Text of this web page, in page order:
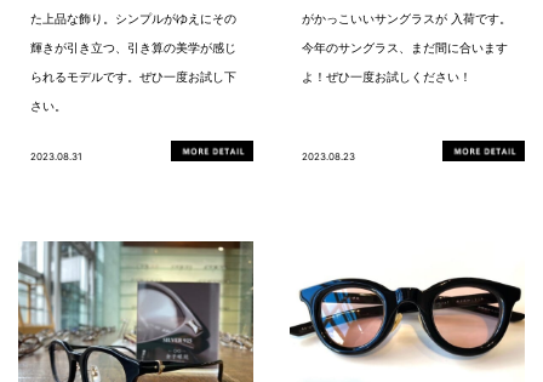
た上品な飾り。シンプルがゆえにその
輝きが引き立つ、引き算の美学が感じ
られるモデルです。ぜひ一度お試し下
さい。
2023.08.31
がかっこいいサングラスが 入荷です。
今年のサングラス、まだ間に合います
よ！ぜひ一度お試しください！
2023.08.23